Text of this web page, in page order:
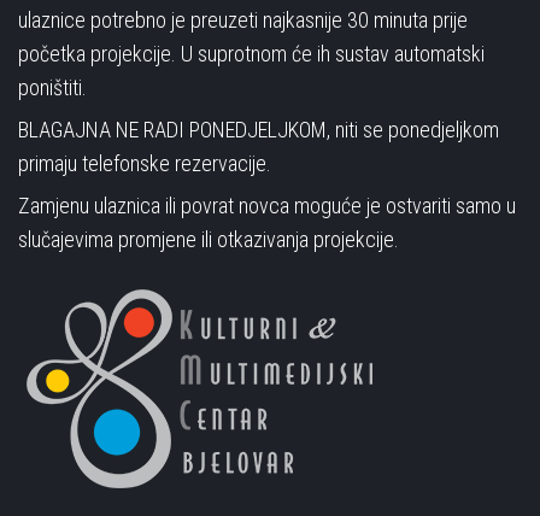
ulaznice potrebno je preuzeti najkasnije 30 minuta prije
početka projekcije. U suprotnom će ih sustav automatski
poništiti.
BLAGAJNA NE RADI PONEDJELJKOM, niti se ponedjeljkom
primaju telefonske rezervacije.
Zamjenu ulaznica ili povrat novca moguće je ostvariti samo u
slučajevima promjene ili otkazivanja projekcije.